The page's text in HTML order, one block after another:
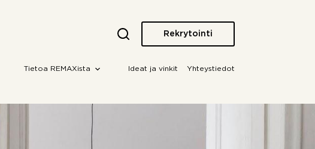
Rekrytointi
Tietoa REMAXista Ideat ja vinkit Yhteystiedot